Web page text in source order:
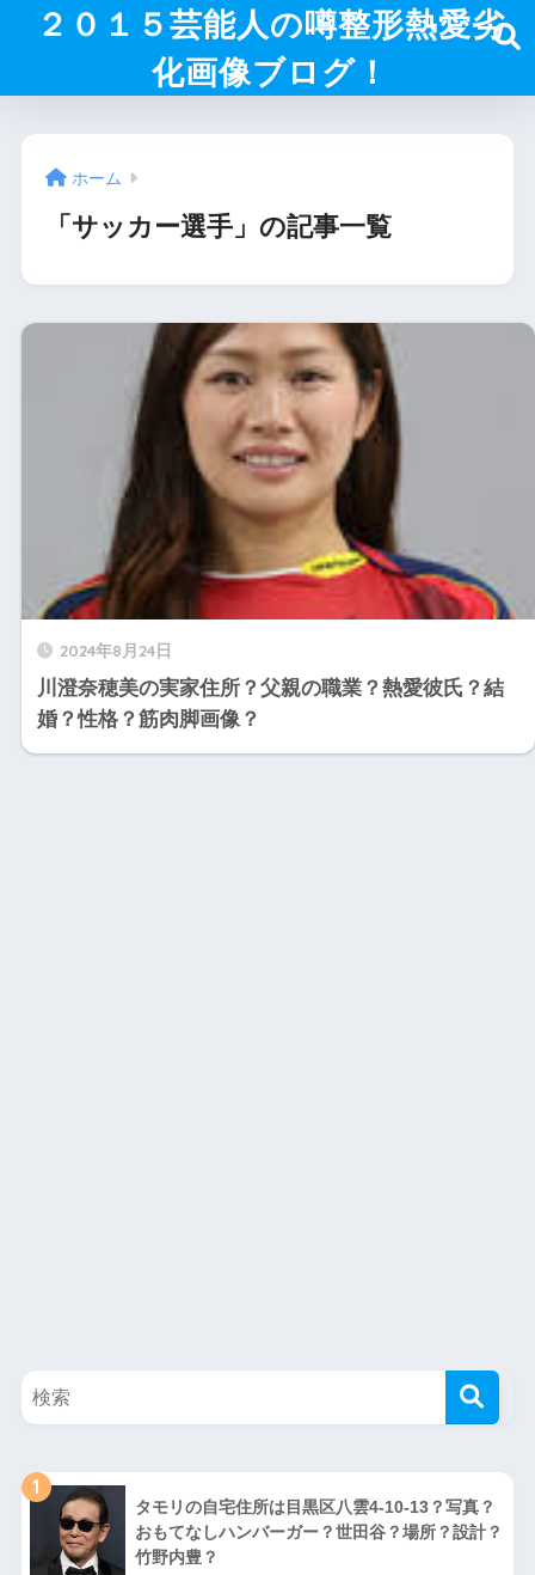
２０１５芸能人の噂整形熱愛劣
化画像ブログ！
ホーム
「サッカー選手」の記事一覧
2024年8月24日
川澄奈穂美の実家住所？父親の職業？熱愛彼氏？結
婚？性格？筋肉脚画像？
1
タモリの自宅住所は目黒区八雲4-10-13？写真？
おもてなしハンバーガー？世田谷？場所？設計？
竹野内豊？